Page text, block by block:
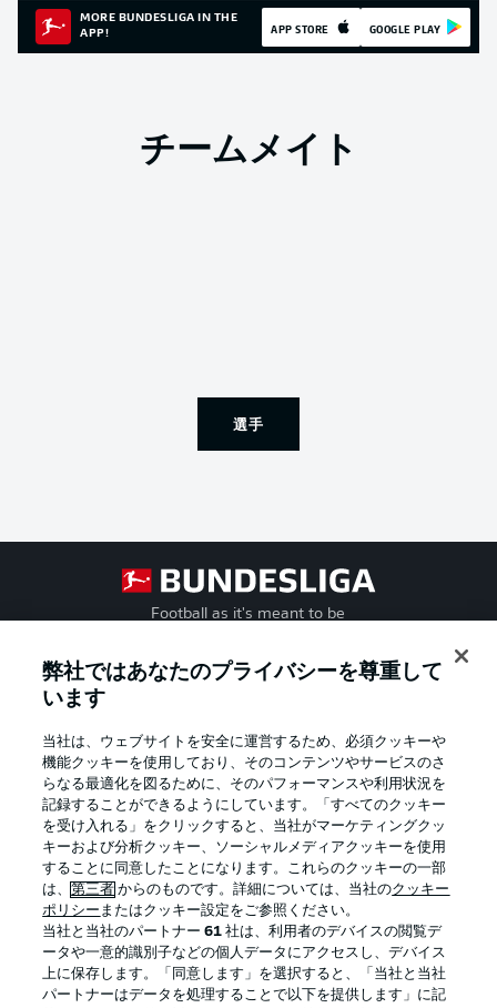
MORE BUNDESLIGA IN THE
APP!
APP STORE GOOGLE PLAY
チームメイト
選手
Football as it's meant to be
Official Partners
弊社ではあなたのプライバシーを尊重して
います
当社は、ウェブサイトを安全に運営するため、必須クッキーや
機能クッキーを使用しており、そのコンテンツやサービスのさ
らなる最適化を図るために、そのパフォーマンスや利用状況を
記録することができるようにしています。「すべてのクッキー
を受け入れる」をクリックすると、当社がマーケティングクッ
キーおよび分析クッキー、ソーシャルメディアクッキーを使用
することに同意したことになります。これらのクッキーの一部
は、第三者 からのものです。詳細については、当社のクッキー
ポリシー またはクッキー設定をご参照ください。
当社と当社のパートナー61 社は、利用者のデバイスの閲覧デ
ータや一意的識別子などの個人データにアクセスし、デバイス
上に保存します。「同意します」を選択すると、「当社と当社
パートナーはデータを処理することで以下を提供します」に記